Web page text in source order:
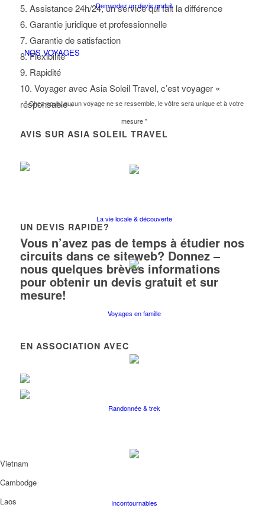
Demandez un devis gratuit
NOS VOYAGES
" Chez nous, aucun voyage ne se ressemble, le vôtre sera unique et à votre
mesure "
La vie locale & découverte
Voyages en famille
Randonnée & trek
Incontournables
5. Assistance 24h/24, un service qui fait la différence
6. Garantie juridique et professionnelle
7. Garantie de satisfaction
8. Flexibilité
9. Rapidité
10. Voyager avec Asia Soleil Travel, c’est voyager «
responsable »
AVIS SUR ASIA SOLEIL TRAVEL
UN DEVIS RAPIDE?
Vous n’avez pas de temps à étudier nos
circuits dans ce siteweb? Donnez –
nous quelques brèves informations
pour obtenir un devis gratuit et sur
mesure!
EN ASSOCIATION AVEC
Vietnam
Cambodge
Laos